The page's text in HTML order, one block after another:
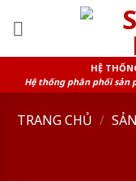
HỆ
Hệ thống phân phối
TRANG CHỦ /